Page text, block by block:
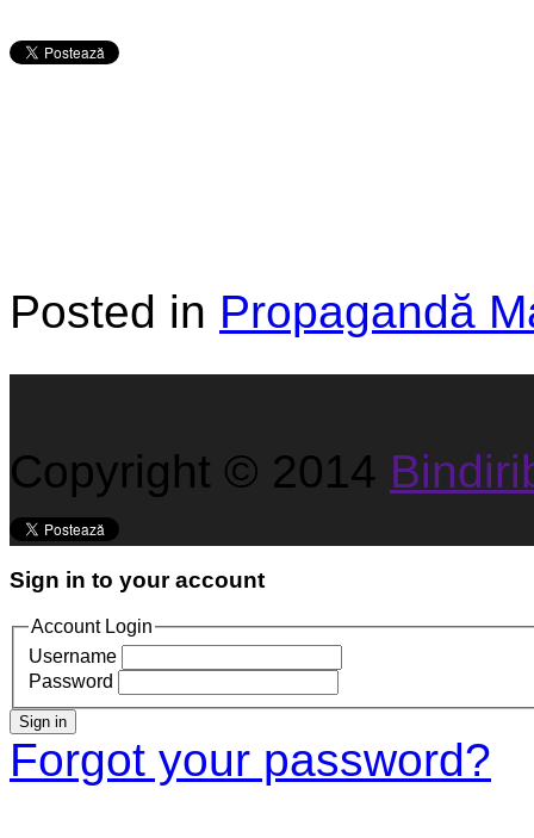
Posted in Propagandă
Copyright © 2014
Sign in to your account
Account Login
Username
Password
Sign in
Forgot your password?